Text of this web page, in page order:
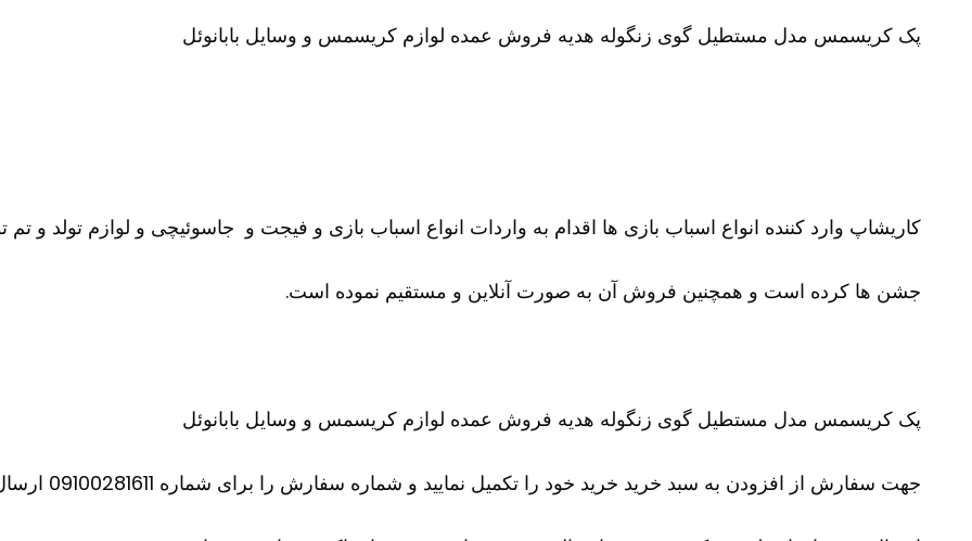
پک کریسمس مدل مستطیل گوی زنگوله هدیه فروش عمده لوازم کریسمس و وسایل بابانوئل
کاریشاپ وارد کننده انواع اسباب بازی ها اقدام به واردات انواع اسباب بازی و فیجت و جاسوئیچی و لوازم تولد و تم
جشن ها کرده است و همچنین فروش آن به صورت آنلاین و مستقیم نموده است.
پک کریسمس مدل مستطیل گوی زنگوله هدیه فروش عمده لوازم کریسمس و وسایل بابانوئل
جهت سفارش از افزودن به سبد خرید خرید خود را تکمیل نمایید و شماره سفارش را برای شماره 09100281611 ارسال کنید